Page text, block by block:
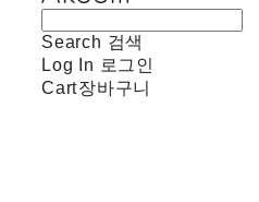
Search 검색
Log In 로그인
Cart장바구니